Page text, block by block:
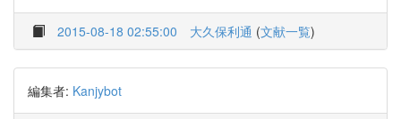
2015-08-18 02:55:00 大久保利通 (文献一覧)
編集者: Kanjybot